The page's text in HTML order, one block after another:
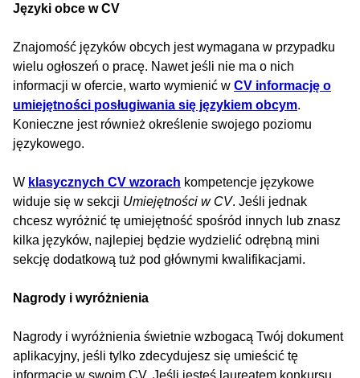
Języki obce w CV
Znajomość języków obcych jest wymagana w przypadku
wielu ogłoszeń o pracę. Nawet jeśli nie ma o nich
informacji w ofercie, warto wymienić w CV informację o
umiejętności posługiwania się językiem obcym.
Konieczne jest również określenie swojego poziomu
językowego.
W klasycznych CV wzorach kompetencje językowe
widuje się w sekcji Umiejętności w CV. Jeśli jednak
chcesz wyróżnić tę umiejętność spośród innych lub znasz
kilka języków, najlepiej będzie wydzielić odrębną mini
sekcję dodatkową tuż pod głównymi kwalifikacjami.
Nagrody i wyróżnienia
Nagrody i wyróżnienia świetnie wzbogacą Twój dokument
aplikacyjny, jeśli tylko zdecydujesz się umieścić tę
informację w swoim CV. Jeśli jesteś laureatem konkursu,